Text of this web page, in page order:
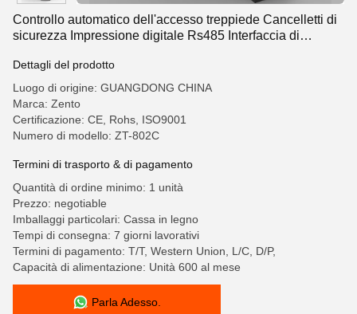
Controllo automatico dell'accesso treppiede Cancelletti di
sicurezza Impressione digitale Rs485 Interfaccia di
Dettagli del prodotto
Luogo di origine: GUANGDONG CHINA
Marca: Zento
Certificazione: CE, Rohs, ISO9001
Numero di modello: ZT-802C
Termini di trasporto & di pagamento
Quantità di ordine minimo: 1 unità
Prezzo: negotiable
Imballaggi particolari: Cassa in legno
Tempi di consegna: 7 giorni lavorativi
Termini di pagamento: T/T, Western Union, L/C, D/P,
Capacità di alimentazione: Unità 600 al mese
Parla Adesso.